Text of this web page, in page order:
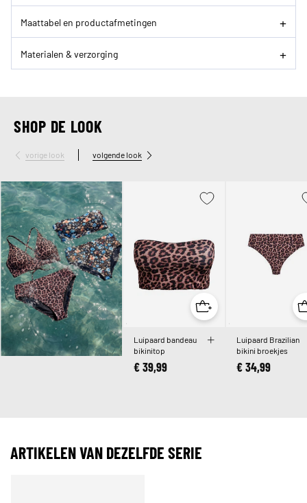
Maattabel en productafmetingen
Materialen & verzorging
SHOP DE LOOK
vorige look volgende look
Luipaard bandeau
bikinitop
€ 39,99
Luipaard Brazilian
bikini broekjes
€ 34,99
ARTIKELEN VAN DEZELFDE SERIE